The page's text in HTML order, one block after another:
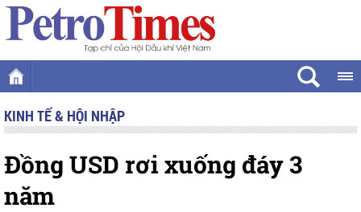
KINH TẾ & HỘI NHẬP
Đồng USD rơi xuống đáy 3
năm